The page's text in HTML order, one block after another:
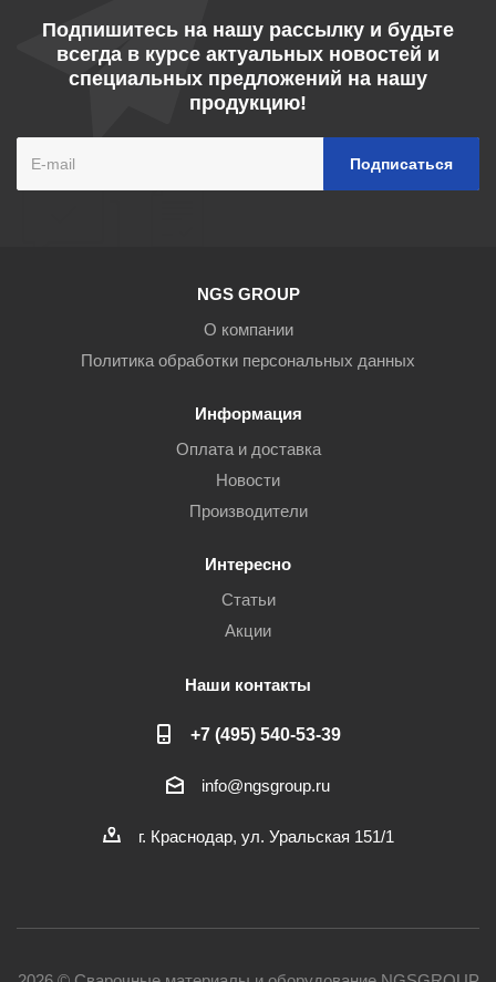
Подпишитесь на нашу рассылку и будьте
всегда в курсе актуальных новостей и
специальных предложений на нашу
продукцию!
NGS GROUP
О компании
Политика обработки персональных данных
Информация
Оплата и доставка
Новости
Производители
Интересно
Статьи
Акции
Наши контакты
+7 (495) 540-53-39
info@ngsgroup.ru
г. Краснодар, ул. Уральская 151/1